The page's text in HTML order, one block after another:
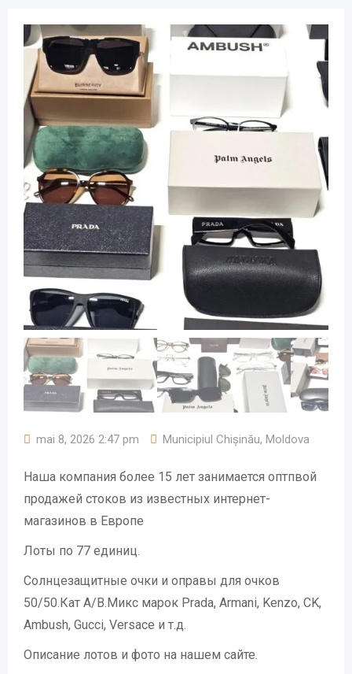
mai 8, 2026 2:47 pm Municipiul Chișinău, Moldova
Наша компания более 15 лет занимается оптпвой
продажей стоков из известных интернет-
магазинов в Европе
Лоты по 77 единиц.
Солнцезащитные очки и оправы для очков
50/50.Кат А/В.Микс марок Prada, Armani, Kenzo, CK,
Ambush, Gucci, Versace и т.д.
Описание лотов и фото на нашем сайте.